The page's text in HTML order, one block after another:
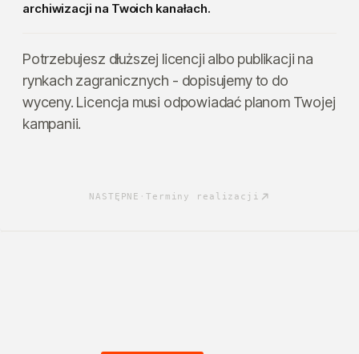
archiwizacji na Twoich kanałach.
Potrzebujesz dłuższej licencji albo publikacji na
rynkach zagranicznych - dopisujemy to do
wyceny. Licencja musi odpowiadać planom Twojej
kampanii.
NASTĘPNE ·Terminy realizacji